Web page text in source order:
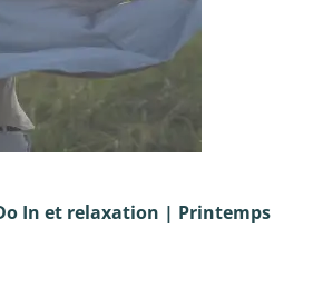
In et relaxation | Printemps